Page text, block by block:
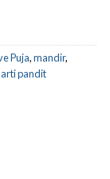
Puja,mandir,
pandit